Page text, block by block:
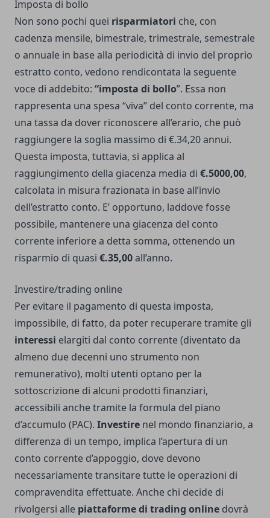
Imposta di bollo
Non sono pochi quei risparmiatori che, con
cadenza mensile, bimestrale, trimestrale, semestrale
o annuale in base alla periodicità di invio del proprio
estratto conto, vedono rendicontata la seguente
voce di addebito: “imposta di bollo”. Essa non
rappresenta una spesa “viva” del conto corrente, ma
una tassa da dover riconoscere all’erario, che può
raggiungere la soglia massimo di €.34,20 annui.
Questa imposta, tuttavia, si applica al
raggiungimento della giacenza media di €.5000,00,
calcolata in misura frazionata in base all’invio
dell’estratto conto. E’ opportuno, laddove fosse
possibile, mantenere una giacenza del conto
corrente inferiore a detta somma, ottenendo un
risparmio di quasi €.35,00all’anno.
Investire/trading online
Per evitare il pagamento di questa imposta,
impossibile, di fatto, da poter recuperare tramite gli
interessi elargiti dal conto corrente (diventato da
almeno due decenni uno strumento non
remunerativo), molti utenti optano per la
sottoscrizione di alcuni prodotti finanziari,
accessibili anche tramite la formula del piano
d’accumulo (PAC). Investire nel mondo finanziario, a
differenza di un tempo, implica l’apertura di un
conto corrente d’appoggio, dove devono
necessariamente transitare tutte le operazioni di
compravendita effettuate. Anche chi decide di
rivolgersi alle piattaforme di trading online dovrà